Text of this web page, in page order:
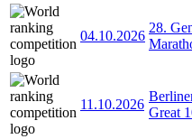
04.10.2026
28.
11.10.2026
Great